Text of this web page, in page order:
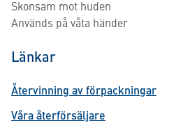
Skonsam mot huden
Används på våta händer
Länkar
Återvinning av förpackningar
Våra återförsäljare